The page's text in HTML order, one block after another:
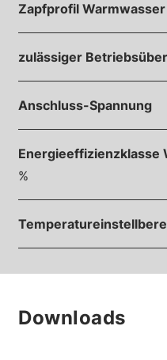
Zapfprofil Warmwasser
zulässiger
Anschluss-Spannung
Energieeffizienzklasse
%
Downloads